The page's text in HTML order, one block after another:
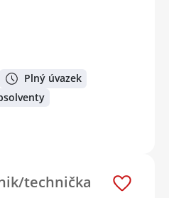
Plný úvazek
technička